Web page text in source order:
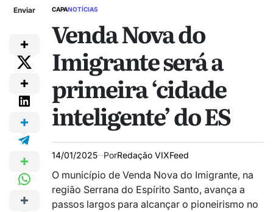
Enviar CAPANOTÍCIAS
Venda Nova do
Imigrante será a
primeira ‘cidade
inteligente’ do ES
14/01/2025 PorRedação VIXFeed
O município de Venda Nova do Imigrante, na
região Serrana do Espírito Santo, avança a
passos largos para alcançar o pioneirismo no